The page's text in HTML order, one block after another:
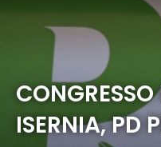
ISERNIA, PD